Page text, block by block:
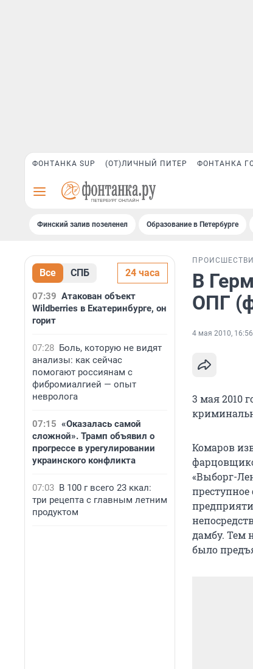
ФОНТАНКА SUP (ОТ)ЛИЧНЫЙ ПИТЕР ФОНТАНКА
Финский залив позеленел Образование в Петербурге
Все СПБ 24 часа
07:39 Атакован объект
Wildberries в Екатеринбурге, он
горит
07:28 Боль, которую не видят
анализы: как сейчас
помогают россиянам с
фибромиалгией — опыт
невролога
07:15 «Оказалась самой
сложной». Трамп объявил о
прогрессе в урегулировании
украинского конфликта
07:03 В 100 г всего 23 ккал:
три рецепта с главным летним
продуктом
В
ОПГ
4 мая 2010, 16:56
3 мая 2010
Комаров
«Выборг-
преступное
дамбу. Тем
было